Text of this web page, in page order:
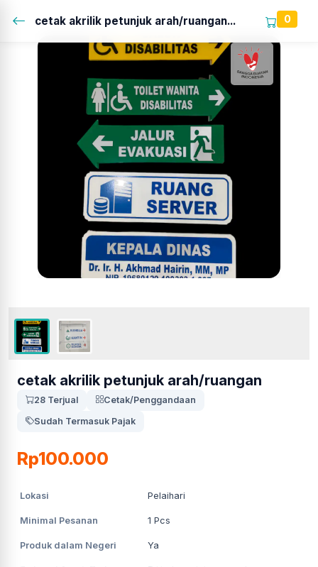
cetak akrilik petunjuk arah/ruangan... 0
cetak akrilik petunjuk arah/ruangan
28 Terjual
Cetak/Penggandaan
Sudah Termasuk Pajak
Rp100.000
Lokasi Pelaihari
Minimal Pesanan 1 Pcs
Produk dalam Negeri Ya